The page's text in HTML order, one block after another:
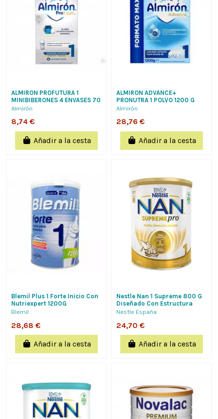
ALMIRON PROFUTURA 1
MINIBIBERONES 4 ENVASES 70
ML
Almirón
8,74 €
Añadir a la cesta
ALMIRON ADVANCE+
PRONUTRA 1 POLVO 1200 G
Almirón
28,76 €
Añadir a la cesta
Blemil Plus 1 Forte Inicio Con
Nutriexpert 1200G
Blemil
28,68 €
Añadir a la cesta
Nestle Nan 1 Supreme 800 G
Diseñado Con Estructura
Identica A Oligosacaridos
Nestle España
24,70 €
Añadir a la cesta